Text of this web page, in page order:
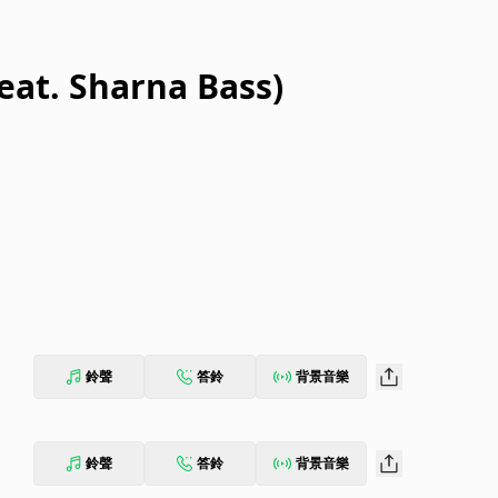
Sharna Bass)
鈴聲 答鈴 背景音樂
鈴聲 答鈴 背景音樂